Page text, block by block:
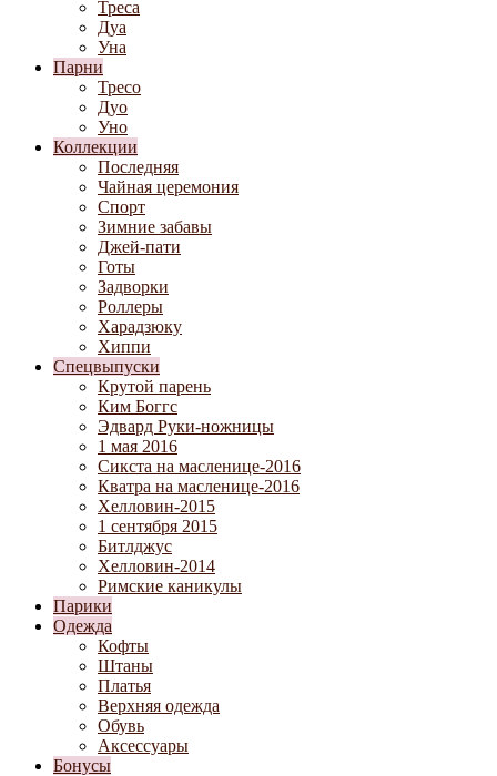
Треса
Дуа
Уна
Парни
Тресо
Дуо
Уно
Коллекции
Последняя
Чайная церемония
Спорт
Зимние забавы
Джей-пати
Готы
Задворки
Роллеры
Харадзюку
Хиппи
Спецвыпуски
Крутой парень
Ким Боггс
Эдвард Руки-ножницы
1 мая 2016
Сикста на масленице-2016
Кватра на масленице-2016
Хелловин-2015
1 сентября 2015
Битлджус
Хелловин-2014
Римские каникулы
Парики
Одежда
Кофты
Штаны
Платья
Верхняя одежда
Обувь
Аксессуары
Бонусы